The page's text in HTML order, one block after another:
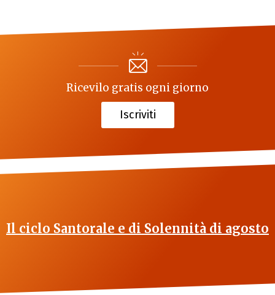
Ricevilo gratis ogni giorno
Iscriviti
Il ciclo Santorale e di Solennità di agosto